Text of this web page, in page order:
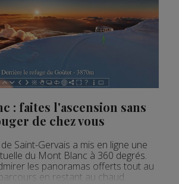
: faites l'ascension sans
de chez vous
Saint-Gervais a mis en ligne une
du Mont Blanc à 360 degrés.
les panoramas offerts tout au
en restant au chaud.